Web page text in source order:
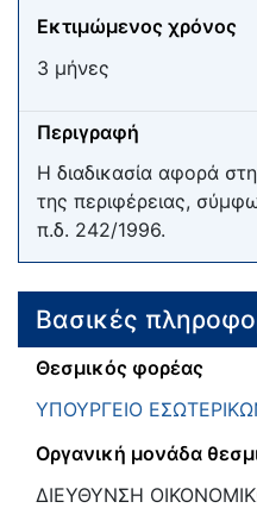
Εκτιμώμενος χρόνος
3 μήνες
Περιγραφή
Η διαδικασία αφορά
της περιφέρειας,
π.δ. 242/1996.
Βασικές
Θεσμικός φορέας
ΥΠΟΥΡΓΕΙΟ
Οργανική μονάδα
ΔΙΕΥΘΥΝΣΗ